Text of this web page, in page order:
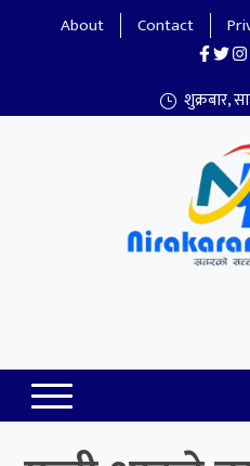
About Contact
शुक्रबार,